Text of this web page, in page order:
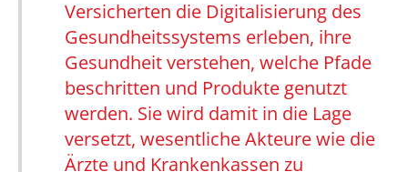
Versicherten die Digitalisierung des
Gesundheitssystems erleben, ihre
Gesundheit verstehen, welche Pfade
beschritten und Produkte genutzt
werden. Sie wird damit in die Lage
versetzt, wesentliche Akteure wie die
Ärzte und Krankenkassen zu